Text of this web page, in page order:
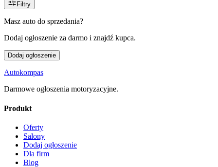
Filtry
Masz auto do sprzedania?
Dodaj ogłoszenie za darmo i znajdź kupca.
Dodaj ogłoszenie
Autokompas
Darmowe ogłoszenia motoryzacyjne.
Produkt
Oferty
Salony
Dodaj ogłoszenie
Dla firm
Blog